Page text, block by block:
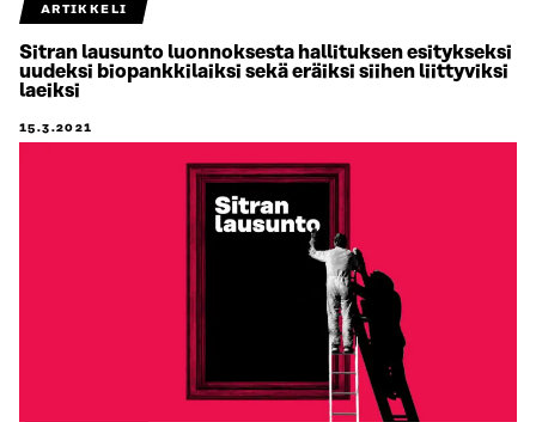
ARTIKKELI
Sitran lausunto luonnoksesta hallituksen esitykseksi
uudeksi biopankkilaiksi sekä eräiksi siihen liittyviksi
laeiksi
15.3.2021